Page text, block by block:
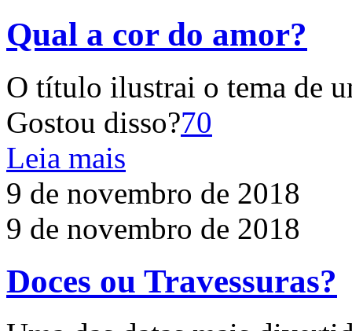
Qual a cor do amor?
O título ilustrai o tema de
Gostou disso?70
Leia mais
9 de novembro de 2018
9 de novembro de 2018
Doces ou Travessuras?